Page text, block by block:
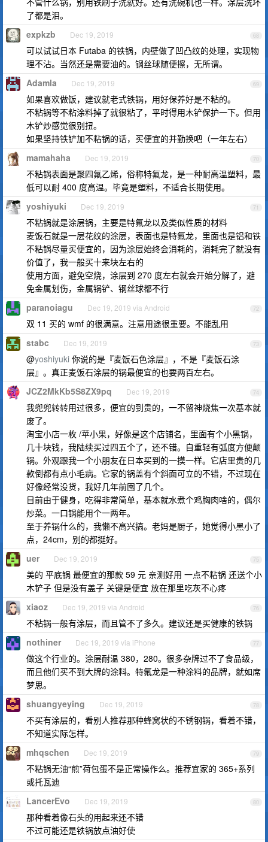
了都是泪。
68
expkzb Dec 19, 2019
可以试试日本 Futaba 的铁锅，内壁做了凹凸纹的处理，实现物
理不沾。当然还是需要油的。钢丝球随便擦，无所谓。
69
Adamla Dec 19, 2019
如果喜欢做饭，建议就老式铁锅，用好保养好是不粘的。
不粘锅等不粘涂料掉了就很粘了，平时得用木铲保护一下。但用
木铲炒感觉很别扭。
如果坚持铁铲加不粘锅的话，买便宜的并勤换吧（一年左右）
70
mamahaha Dec 19, 2019
不粘锅表面是聚四氟乙烯，俗称特氟龙，是一种耐高温塑料，最
低可以耐 400 度高温。毕竟是塑料，不适合长期使用。
71
yoshiyuki Dec 19, 2019
不粘锅就是涂层锅，主要是特氟龙以及类似性质的材料
麦饭石就是一层花纹的涂层，表面也是特氟龙，里面也是铝和铁
不粘锅尽量买便宜的，因为涂层始终会消耗的，消耗完了就没有
价值了，我一般买十来块左右的
使用方面，避免空烧，涂层到 270 度左右就会开始分解了，避
免金属划伤，金属锅铲、钢丝球都不行
72
paranoiagu Dec 19, 2019 via Android
双 11 买的 wmf 的很满意。注意用途很重要。不能乱用
73
stabc Dec 19, 2019
@yoshiyuki 你说的是『麦饭石色涂层』，不是『麦饭石涂
层』。真正麦饭石涂层的锅最便宜的也要两百左右。
74
JCZ2MkKb5S8ZX9pq Dec 19, 2019
我兜兜转转用过很多，便宜的到贵的，一不留神烧焦一次基本就
废了。
淘宝小店一枚 /苹小果，好像是这个店铺名，里面有个小黑锅，
几十块钱，我陆续买过四五个了，还不错。自重轻有弧度方便颠
锅。外观跟我一个小朋友在日本买到的一摸一样。它店里贵的几
款倒都有点小毛病。它家的锅盖有个斜面可立的不错，不过现在
好像经常没货，我好几年前囤了几个。
目前由于健身，吃得非常简单，基本就水煮个鸡胸肉啥的，偶尔
炒菜。一口锅能用个一两年。
至于养锅什么的，我懒不高兴搞。老妈是厨子，她觉得小黑小了
点，24cm，别的都挺好。
75
uer Dec 19, 2019
美的 平底锅 最便宜的那款 59 元 亲测好用 一点不粘锅 还送个小
木铲子 但是没有盖子 关键是便宜 放在那里吃灰不心疼
76
xiaoz Dec 19, 2019 via Android
不粘锅一般有涂层，而且管不了多久。建议还是买健康的铁锅
77
nothiner Dec 19, 2019 via iPhone
做这个行业的。涂层耐温 380，280。很多杂牌过不了食品级，
而且他们买不到大牌的涂料。特氟龙是一种涂料的品牌，就如席
梦思。
78
shuangyeying Dec 19, 2019
不买有涂层的，看别人推荐那种蜂窝状的不锈钢锅，看着不错，
不知道实际怎样。
79
mhqschen Dec 19, 2019
不粘锅无油“煎”荷包蛋不是正常操作么。推荐宜家的 365+系列
或托瓦迪
80
LancerEvo Dec 19, 2019
那种看着像石头的用起来还不错
不过可能还是铁锅放点油好使